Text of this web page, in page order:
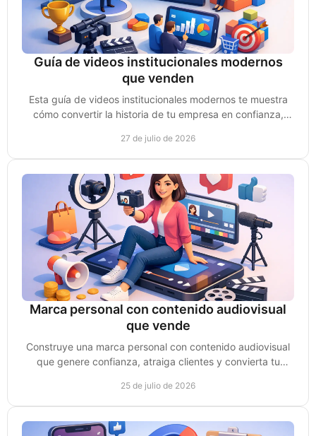
Guía de videos institucionales modernos
que venden
Esta guía de videos institucionales modernos te muestra
cómo convertir la historia de tu empresa en confianza,
27 de julio de 2026
Marca personal con contenido audiovisual
que vende
Construye una marca personal con contenido audiovisual
que genere confianza, atraiga clientes y convierta tu
25 de julio de 2026